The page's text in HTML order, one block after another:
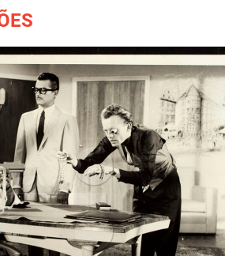
DE BUSCA